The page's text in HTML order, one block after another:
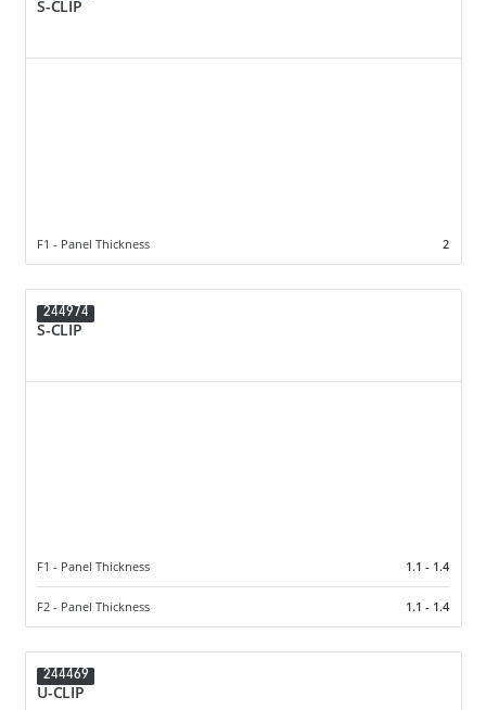
S-CLIP
F1 - Panel Thickness 2
244974
S-CLIP
F1 - Panel Thickness 1.1 - 1.4
F2 - Panel Thickness 1.1 - 1.4
244469
U-CLIP